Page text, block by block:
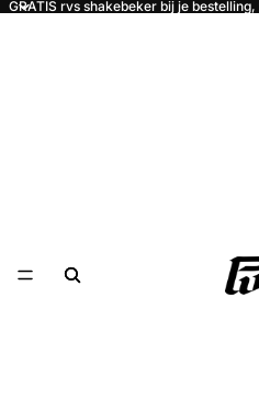
GRATIS rvs shakebeker bij je